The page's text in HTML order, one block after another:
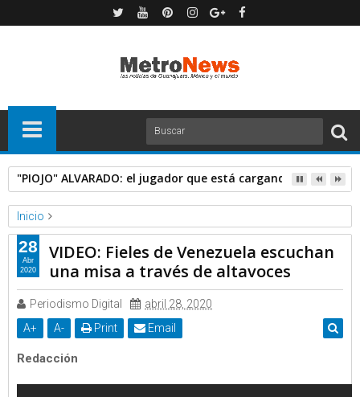
"PIOJO" ALVARADO: el jugador que está cargando con
Inicio
RT
Video
VIDEO: Fieles de Venezuela escuchan una misa a través de
altavoces
VIDEO: Fieles de Venezuela escuchan
una misa a través de altavoces
Periodismo Digital
abril 28, 2020
A+ A- Print Email
Redacción
28
Abr
2020